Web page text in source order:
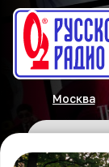
Москва